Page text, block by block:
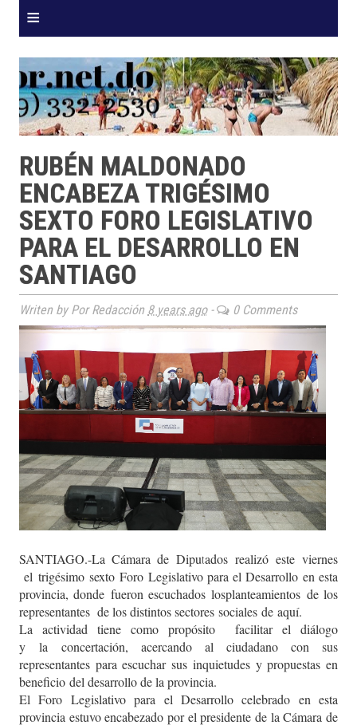
≡
RUBÉN MALDONADO
ENCABEZA TRIGÉSIMO
SEXTO FORO LEGISLATIVO
PARA EL DESARROLLO EN
SANTIAGO
Writen by Por Redacción 8 years ago- 0 Comments
SANTIAGO.-La Cámara de Diputados realizóesteviernes
el trigésimo sextoForo Legislativo para el Desarrollo en esta
provincia, donde fueron escuchados losplanteamientos de los
representantes de los distintos sectores sociales de aquí.
La actividad tiene como propósito facilitar el diálogo
y la concertación, acercando al ciudadano con sus
representantes para escuchar sus inquietudes y propuestas en
beneficio del desarrollo de la provincia.
El Foro Legislativo para el Desarrollo celebrado en esta
provincia estuvo encabezado por el presidente de la Cámara de